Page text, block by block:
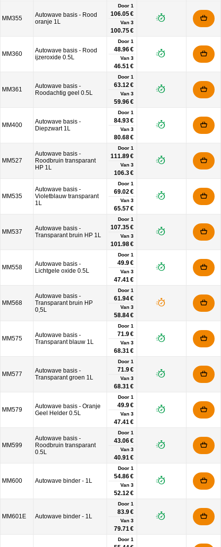
MM355
Autowave basis - Rood
oranje 1L
Door 1
106.05 €
Van 3
100.75 €
MM360
Autowave basis - Rood
ijzeroxide 0.5L
Door 1
48.96 €
Van 3
46.51 €
MM361
Autowave basis -
Roodachtig geel 0.5L
Door 1
63.12 €
Van 3
59.96 €
MM400
Autowave basis -
Diepzwart 1L
Door 1
84.93 €
Van 3
80.68 €
MM527
Autowave basis -
Roodbruin transparant
HP 1L
Door 1
111.89 €
Van 3
106.3 €
MM535
Autowave basis -
Violetblauw transparant
1L
Door 1
69.02 €
Van 3
65.57 €
MM537
Autowave basis -
Transparant bruin HP 1L
Door 1
107.35 €
Van 3
101.98 €
MM558
Autowave basis -
Lichtgele oxide 0.5L
Door 1
49.9 €
Van 3
47.41 €
MM568
Autowave basis -
Transparant bruin HP
0,5L
Door 1
61.94 €
Van 3
58.84 €
MM575
Autowave basis -
Transparant blauw 1L
Door 1
71.9 €
Van 3
68.31 €
MM577
Autowave basis -
Transparant groen 1L
Door 1
71.9 €
Van 3
68.31 €
MM579
Autowave basis - Oranje
Geel Helder 0.5L
Door 1
49.9 €
Van 3
47.41 €
MM599
Autowave basis -
Roodbruin transparant
0.5L
Door 1
43.06 €
Van 3
40.91 €
MM600 Autowave binder - 1L
Door 1
54.86 €
Van 3
52.12 €
MM601E Autowave binder - 1L
Door 1
83.9 €
Van 3
79.71 €
Door 1